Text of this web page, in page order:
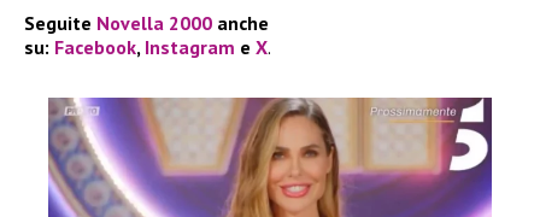
Seguite Novella 2000 anche
su: Facebook, Instagram e X.